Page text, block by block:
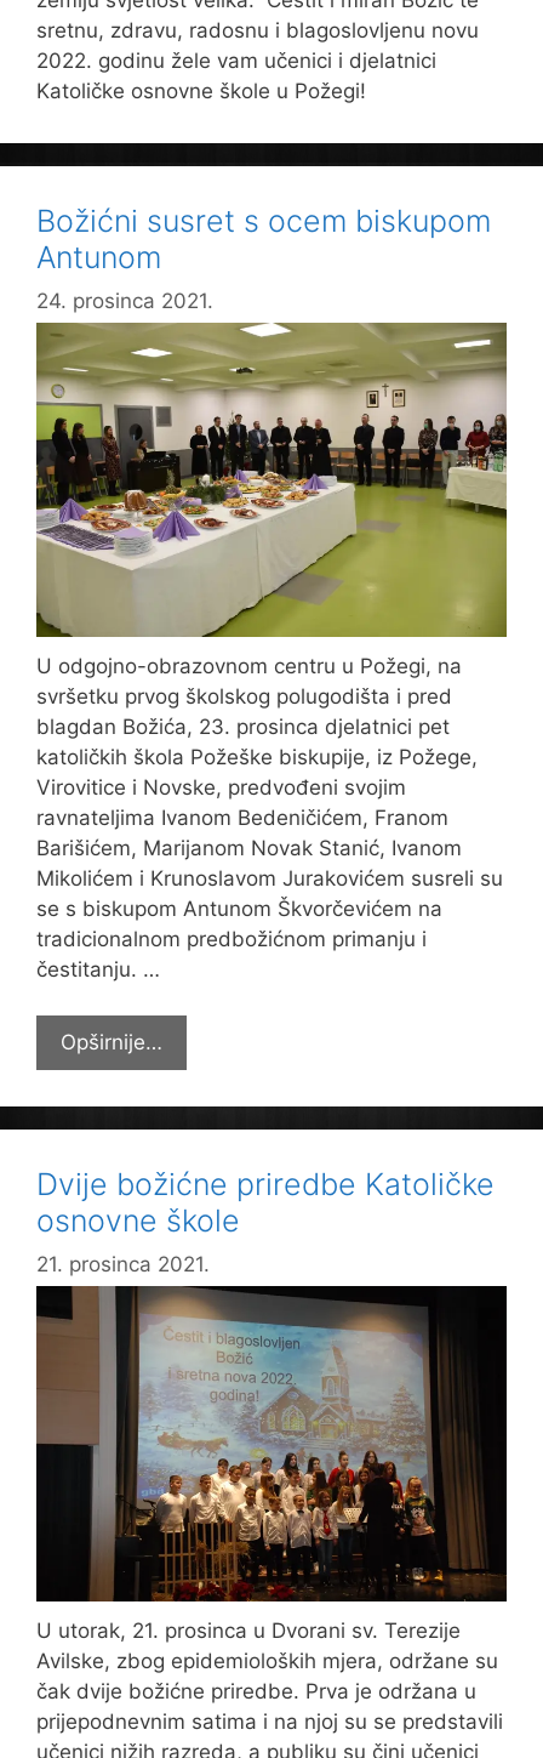
sretnu, zdravu, radosnu i blagoslovljenu novu
2022. godinu žele vam učenici i djelatnici
Katoličke osnovne škole u Požegi!
Božićni susret s ocem biskupom
Antunom
24. prosinca 2021.
U odgojno-obrazovnom centru u Požegi, na
svršetku prvog školskog polugodišta i pred
blagdan Božića, 23. prosinca djelatnici pet
katoličkih škola Požeške biskupije, iz Požege,
Virovitice i Novske, predvođeni svojim
ravnateljima Ivanom Bedeničićem, Franom
Barišićem, Marijanom Novak Stanić, Ivanom
Mikolićem i Krunoslavom Jurakovićem susreli su
se s biskupom Antunom Škvorčevićem na
tradicionalnom predbožićnom primanju i
čestitanju. …
Opširnije…
susret
s
ocem
Antunom
Dvije božićne priredbe Katoličke
osnovne škole
21. prosinca 2021.
U utorak, 21. prosinca u Dvorani sv. Terezije
Avilske, zbog epidemioloških mjera, održane su
čak dvije božićne priredbe. Prva je održana u
prijepodnevnim satima i na njoj su se predstavili
učenici nižih razreda, a publiku su čini učenici